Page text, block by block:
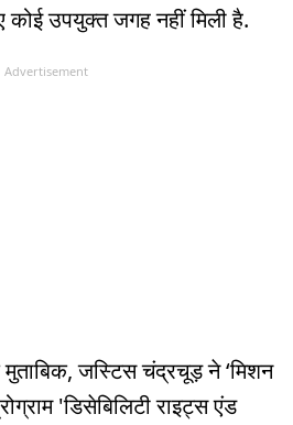
कोई उपयुक्त जगह नहीं मिली है.
Advertisement
जस्टिस चंद्रचूड़ ने ‘मिशन
'डिसेबिलिटी राइट्स एंड